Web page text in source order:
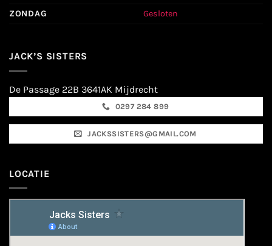
ZONDAG
Gesloten
JACK’S SISTERS
De Passage 22B 3641AK Mijdrecht
0297 284 899
JACKSSISTERS@GMAIL.COM
LOCATIE